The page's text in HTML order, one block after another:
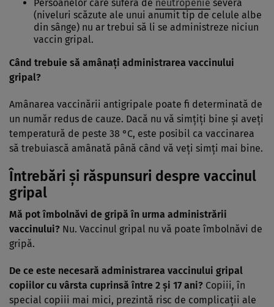
Persoanelor care suferă de neutropenie severă
(niveluri scăzute ale unui anumit tip de celule albe
din sânge) nu ar trebui să li se administreze niciun
vaccin gripal.
Când trebuie să amânaţi administrarea vaccinului
gripal?
Amânarea vaccinării antigripale poate fi determinată de
un număr redus de cauze. Dacă nu vă simţiţi bine şi aveţi
temperatură de peste 38 °C, este posibil ca vaccinarea
să trebuiască amânată până când vă veţi simţi mai bine.
Întrebări și răspunsuri despre vaccinul
gripal
Mă pot îmbolnăvi de gripă în urma administrării
vaccinului? Nu. Vaccinul gripal nu vă poate îmbolnăvi de
gripă.
De ce este necesară administrarea vaccinului gripal
copiilor cu vârsta cuprinsă între 2 şi 17 ani? Copiii, în
special copiii mai mici, prezintă risc de complicaţii ale